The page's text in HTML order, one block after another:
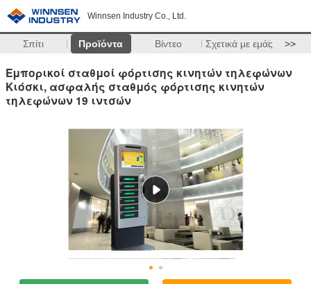
Winnsen Industry Co., Ltd.
Σπίτι Προϊόντα Βίντεο Σχετικά με εμάς >>
Εμπορικοί σταθμοί φόρτισης κινητών τηλεφώνων
Κιόσκι, ασφαλής σταθμός φόρτισης κινητών
τηλεφώνων 19 ιντσών